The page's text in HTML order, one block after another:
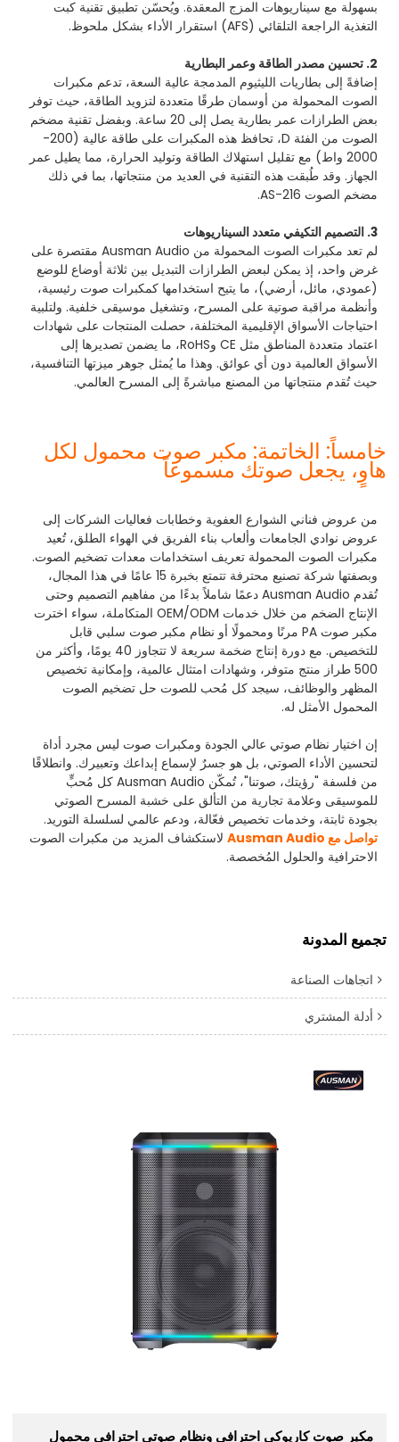
بسهولة مع سيناريوهات المزج المعقدة. ويُحسّن تطبيق تقنية كبت
التغذية الراجعة التلقائي (AFS) استقرار الأداء بشكل ملحوظ.
2. تحسين مصدر الطاقة وعمر البطارية
إضافةً إلى بطاريات الليثيوم المدمجة عالية السعة، تدعم مكبرات
الصوت المحمولة من أوسمان طرقًا متعددة لتزويد الطاقة، حيث توفر
بعض الطرازات عمر بطارية يصل إلى 20 ساعة. وبفضل تقنية مضخم
الصوت من الفئة D، تحافظ هذه المكبرات على طاقة عالية (200-
2000 واط) مع تقليل استهلاك الطاقة وتوليد الحرارة، مما يطيل عمر
الجهاز. وقد طُبقت هذه التقنية في العديد من منتجاتها، بما في ذلك
مضخم الصوت AS-216.
3. التصميم التكيفي متعدد السيناريوهات
لم تعد مكبرات الصوت المحمولة من Ausman Audio مقتصرة على
غرض واحد، إذ يمكن لبعض الطرازات التبديل بين ثلاثة أوضاع للوضع
(عمودي، مائل، أرضي)، ما يتيح استخدامها كمكبرات صوت رئيسية،
وأنظمة مراقبة صوتية على المسرح، وتشغيل موسيقى خلفية. ولتلبية
احتياجات الأسواق الإقليمية المختلفة، حصلت المنتجات على شهادات
اعتماد متعددة المناطق مثل CE وRoHS، ما يضمن تصديرها إلى
الأسواق العالمية دون أي عوائق. وهذا ما يُمثل جوهر ميزتها التنافسية،
حيث تُقدم منتجاتها من المصنع مباشرةً إلى المسرح العالمي.
خامساً: الخاتمة: مكبر صوت محمول لكل
هاوٍ، يجعل صوتك مسموعاً
من عروض فناني الشوارع العفوية وخطابات فعاليات الشركات إلى
عروض نوادي الجامعات وألعاب بناء الفريق في الهواء الطلق، تُعيد
مكبرات الصوت المحمولة تعريف استخدامات معدات تضخيم الصوت.
وبصفتها شركة تصنيع محترفة تتمتع بخبرة 15 عامًا في هذا المجال،
تُقدم Ausman Audio دعمًا شاملاً بدءًا من مفاهيم التصميم وحتى
الإنتاج الضخم من خلال خدمات OEM/ODM المتكاملة، سواء اخترت
مكبر صوت PA مرنًا ومحمولًا أو نظام مكبر صوت سلبي قابل
للتخصيص. مع دورة إنتاج ضخمة سريعة لا تتجاوز 40 يومًا، وأكثر من
500 طراز منتج متوفر، وشهادات امتثال عالمية، وإمكانية تخصيص
المظهر والوظائف، سيجد كل مُحب للصوت حل تضخيم الصوت
المحمول الأمثل له.
إن اختيار نظام صوتي عالي الجودة ومكبرات صوت ليس مجرد أداة
لتحسين الأداء الصوتي، بل هو جسرٌ لإسماع إبداعك وتعبيرك. وانطلاقًا
من فلسفة "رؤيتك، صوتنا"، تُمكّن Ausman Audio كل مُحبٍّ
للموسيقى وعلامة تجارية من التألق على خشبة المسرح الصوتي
بجودة ثابتة، وخدمات تخصيص فعّالة، ودعم عالمي لسلسلة التوريد.
تواصل مع Ausman Audio
لاستكشاف المزيد من مكبرات الصوت
الاحترافية والحلول المُخصصة.
تجميع المدونة
اتجاهات الصناعة
أدلة المشتري
مكبر صوت كاريوكي احترافي ونظام صوتي احترافي محمول